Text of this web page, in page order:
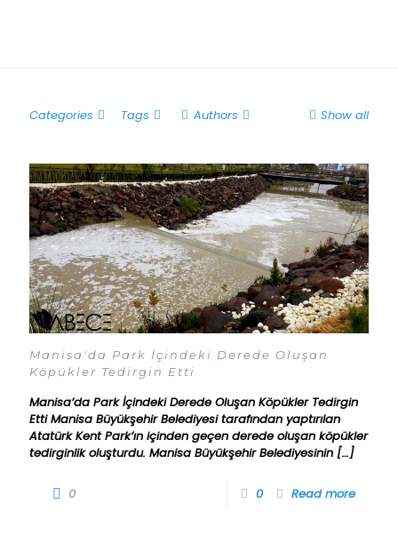
Categories Tags Authors Show all
Manisa'da Park İçindeki Derede Oluşan
Köpükler Tedirgin Etti
Manisa’da Park İçindeki Derede Oluşan Köpükler Tedirgin
Etti Manisa Büyükşehir Belediyesi tarafından yaptırılan
Atatürk Kent Park’ın içinden geçen derede oluşan köpükler
tedirginlik oluşturdu. Manisa Büyükşehir Belediyesinin […]
0 0 Read more